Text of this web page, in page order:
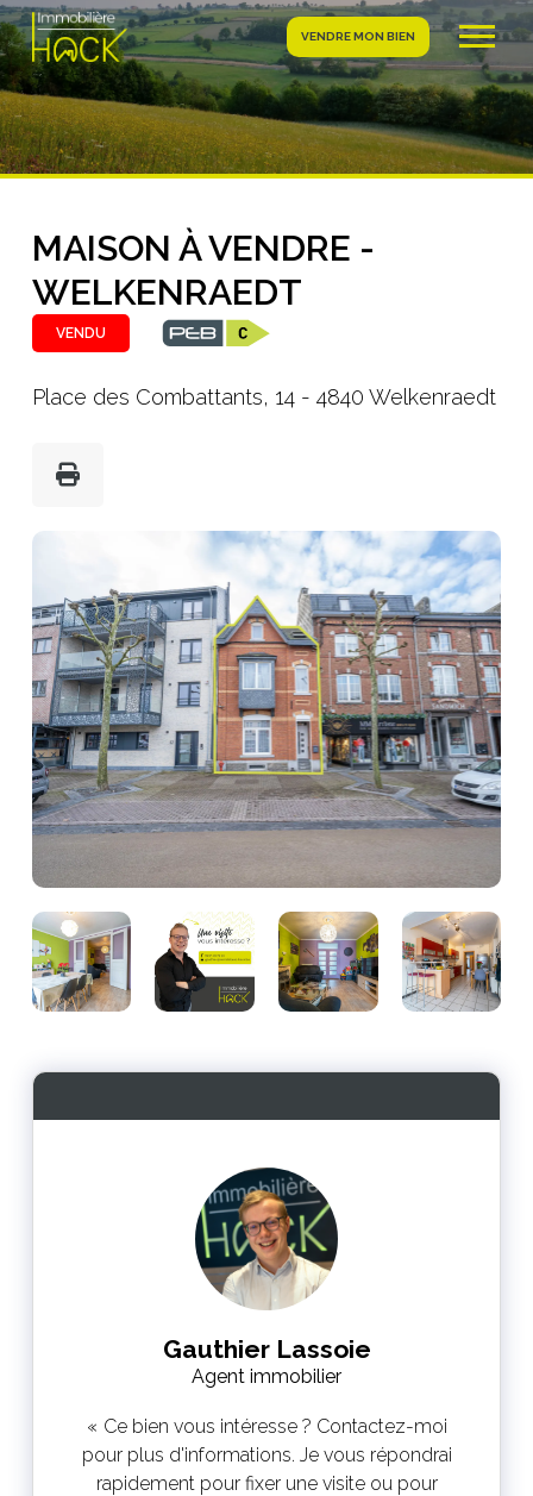
VENDRE MON BIEN
MAISON À VENDRE -
WELKENRAEDT
VENDU
Place des Combattants, 14 - 4840 Welkenraedt
Photo
Photo
de
l'album
Photo
de
l'album
Photo
de
l'album
Photo
de
l'album
Gauthier Lassoie
Agent immobilier
Ce bien vous intéresse ? Contactez-moi
pour plus d'informations. Je vous répondrai
rapidement pour fixer une visite ou pour